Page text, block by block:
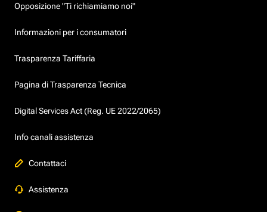
Opposizione "Ti richiamiamo noi"
Informazioni per i consumatori
Trasparenza Tariffaria
Pagina di Trasparenza Tecnica
Digital Services Act (Reg. UE 2022/2065)
Info canali assistenza
Contattaci
Assistenza